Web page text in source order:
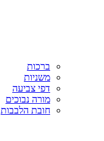
ברכות
משניות
דפי צביעה
מורה נבוכים
חובת הלבבות